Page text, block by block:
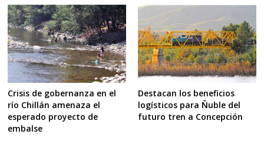
Crisis de gobernanza en el
río Chillán amenaza el
esperado proyecto de
embalse
Destacan los beneficios
logísticos para Ñuble del
futuro tren a Concepción